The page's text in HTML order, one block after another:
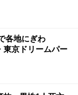
各地にぎわ
京ドリームパー